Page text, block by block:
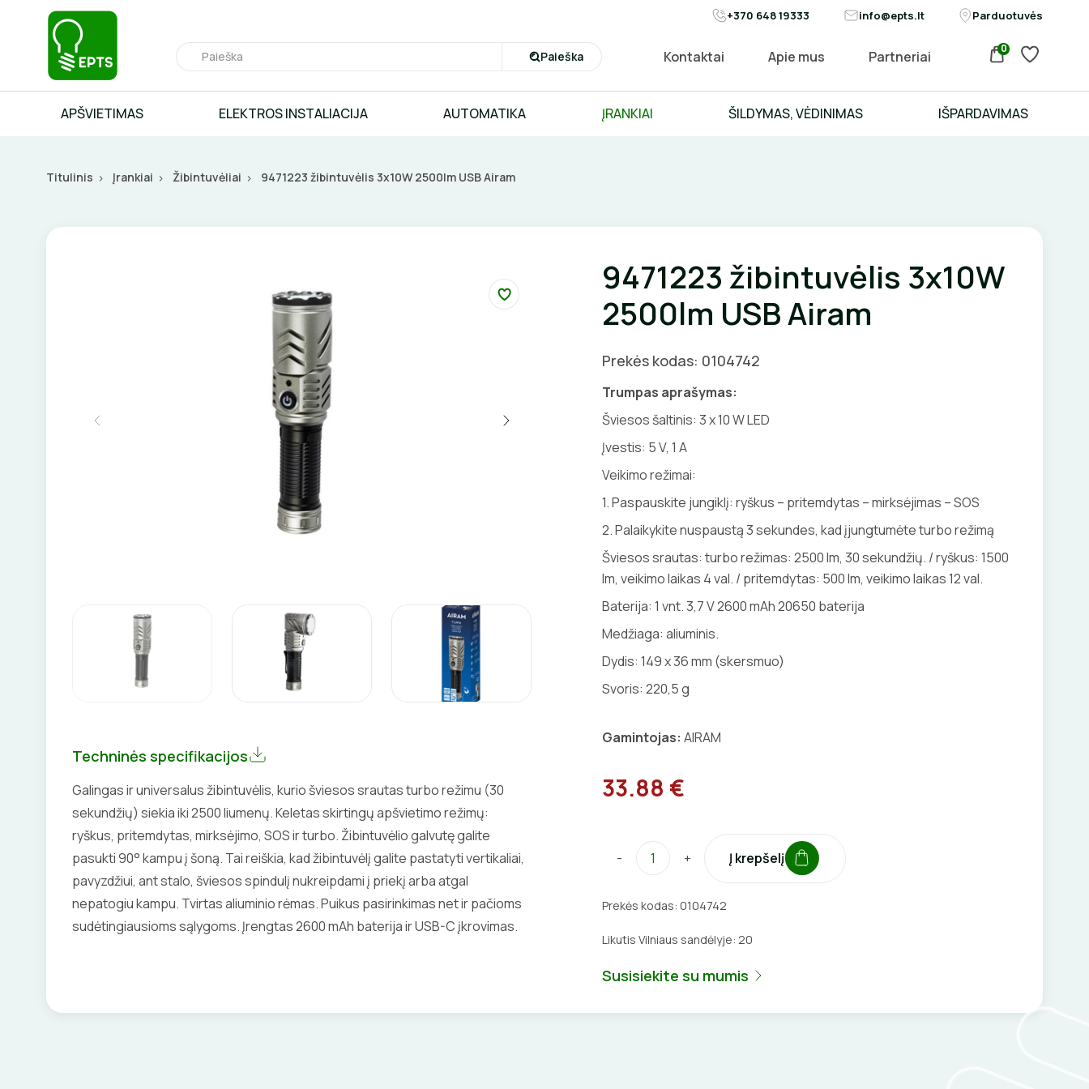
+370 648 19333 info@epts.lt Parduotuvės
Paieška Kontaktai Apie mus Partneriai 0
APŠVIETIMAS ELEKTROS INSTALIACIJA AUTOMATIKA ĮRANKIAI ŠILDYMAS, VĖDINIMAS IŠPARDAVIMAS
Titulinis Įrankiai Žibintuvėliai 9471223 žibintuvėlis 3x10W 2500lm USB Airam
Techninės specifikacijos
Galingas ir universalus žibintuvėlis, kurio šviesos srautas turbo režimu (30
sekundžių) siekia iki 2500 liumenų. Keletas skirtingų apšvietimo režimų:
ryškus, pritemdytas, mirksėjimo, SOS ir turbo. Žibintuvėlio galvutę galite
pasukti 90° kampu į šoną. Tai reiškia, kad žibintuvėlį galite pastatyti vertikaliai,
pavyzdžiui, ant stalo, šviesos spindulį nukreipdami į priekį arba atgal
nepatogiu kampu. Tvirtas aliuminio rėmas. Puikus pasirinkimas net ir pačioms
sudėtingiausioms sąlygoms. Įrengtas 2600 mAh baterija ir USB-C įkrovimas.
9471223 žibintuvėlis 3x10W
2500lm USB Airam
Prekės kodas: 0104742
Trumpas aprašymas:
Šviesos šaltinis: 3 x 10 W LED
Įvestis: 5 V, 1 A
Veikimo režimai:
1. Paspauskite jungiklį: ryškus – pritemdytas – mirksėjimas – SOS
2. Palaikykite nuspaustą 3 sekundes, kad įjungtumėte turbo režimą
Šviesos srautas: turbo režimas: 2500 lm, 30 sekundžių. / ryškus: 1500
lm, veikimo laikas 4 val. / pritemdytas: 500 lm, veikimo laikas 12 val.
Baterija: 1 vnt. 3,7 V 2600 mAh 20650 baterija
Medžiaga: aliuminis.
Dydis: 149 x 36 mm (skersmuo)
Svoris: 220,5 g
Gamintojas: AIRAM
33.88 €
- + Į krepšelį
Prekės kodas: 0104742
Likutis Vilniaus sandėlyje: 20
Susisiekite su mumis